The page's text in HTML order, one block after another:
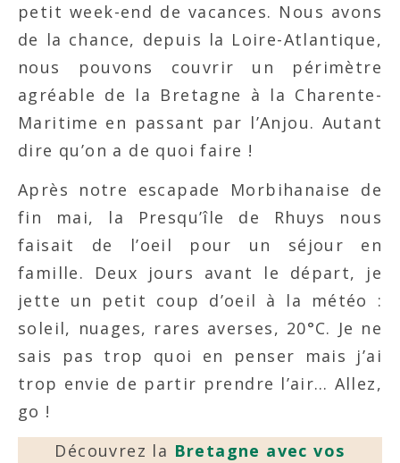
petit week-end de vacances. Nous avons
de la chance, depuis la Loire-Atlantique,
nous pouvons couvrir un périmètre
agréable de la Bretagne à la Charente-
Maritime en passant par l’Anjou. Autant
dire qu’on a de quoi faire !
Après notre escapade Morbihanaise de
fin mai, la Presqu’île de Rhuys nous
faisait de l’oeil pour un séjour en
famille. Deux jours avant le départ, je
jette un petit coup d’oeil à la météo :
soleil, nuages, rares averses, 20°C. Je ne
sais pas trop quoi en penser mais j’ai
trop envie de partir prendre l’air… Allez,
go !
Découvrez la Bretagne avec vos